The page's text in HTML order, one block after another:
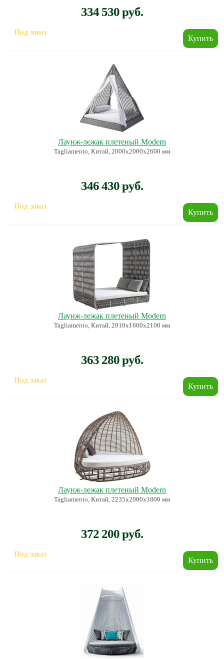
334 530 руб.
Под заказ
Лаунж-лежак плетеный Modern
Tagliamento, Китай, 2000х2000х2600 мм
346 430 руб.
Под заказ
Лаунж-лежак плетеный Modern
Tagliamento, Китай, 2010х1600х2100 мм
363 280 руб.
Под заказ
Лаунж-лежак плетеный Modern
Tagliamento, Китай, 2235х2000х1800 мм
372 200 руб.
Под заказ